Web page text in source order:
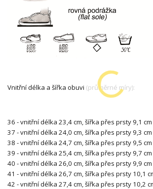
Vnitřní délka a šířka obuvi (průměrné míry):
36 - vnitřní délka 23,4 cm, šířka přes prsty 9,1 cm
37 - vnitřní délka 24,0 cm, šířka přes prsty 9,3 cm
38 - vnitřní délka 24,7 cm, šířka přes prsty 9,5 cm
39 - vnitřní délka 25,4 cm, šířka přes prsty 9,7 cm
40 - vnitřní délka 26,0 cm, šířka přes prsty 9,9 cm
41 - vnitřní délka 26,7 cm, šířka přes prsty 10,1
42 - vnitřní délka 27,4 cm, šířka přes prsty 10,2